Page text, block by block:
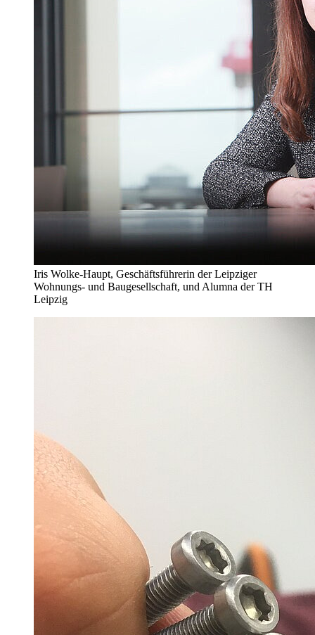
Iris Wolke-Haupt, Geschäftsführerin der Leipziger
Wohnungs- und Baugesellschaft, und Alumna der TH
Leipzig